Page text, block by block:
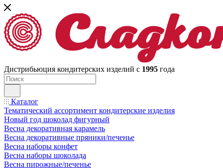
Дистрибьюция кондитерских изделий с 1995 года
Каталог
Тематический ассортимент кондитерские изделия
Новый год шоколад фигурный
Весна декоративная карамель
Весна декоративные пряники/печенье
Весна наборы конфет
Весна наборы шоколада
Весна пирожные/печенье